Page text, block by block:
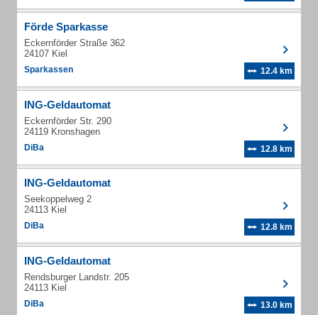
Förde Sparkasse
Eckernförder Straße 362
24107 Kiel
Sparkassen 12.4 km
ING-Geldautomat
Eckernförder Str. 290
24119 Kronshagen
DiBa 12.8 km
ING-Geldautomat
Seekoppelweg 2
24113 Kiel
DiBa 12.8 km
ING-Geldautomat
Rendsburger Landstr. 205
24113 Kiel
DiBa 13.0 km